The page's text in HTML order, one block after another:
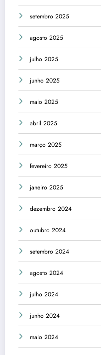
setembro 2025
agosto 2025
julho 2025
junho 2025
maio 2025
abril 2025
março 2025
fevereiro 2025
janeiro 2025
dezembro 2024
outubro 2024
setembro 2024
agosto 2024
julho 2024
junho 2024
maio 2024